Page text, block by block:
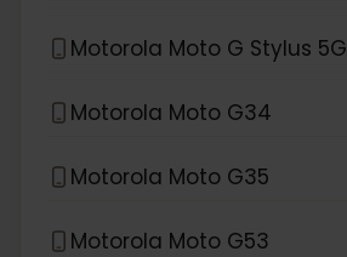
Motorola Moto G Stylus 5G
Motorola Moto G34
Motorola Moto G35
Motorola Moto G53